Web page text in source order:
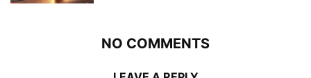
NO COMMENTS